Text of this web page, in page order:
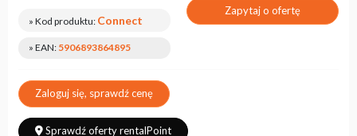
» Kod produktu: Connect
» EAN: 5906893864895
Zapytaj o ofertę
Zaloguj się, sprawdź cenę
Sprawdź oferty rentalPoint